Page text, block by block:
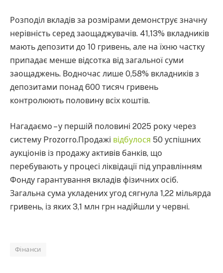
Розподіл вкладів за розмірами демонструє значну
нерівність серед заощаджувачів. 41,13% вкладників
мають депозити до 10 гривень, але на їхню частку
припадає менше відсотка від загальної суми
заощаджень. Водночас лише 0,58% вкладників з
депозитами понад 600 тисяч гривень
контролюють половину всіх коштів.
Нагадаємо – у першій половині 2025 року через
систему Prozorro.Продажі відбулося 50 успішних
аукціонів із продажу активів банків, що
перебувають у процесі ліквідації під управлінням
Фонду гарантування вкладів фізичних осіб.
Загальна сума укладених угод сягнула 1,22 мільярда
гривень, із яких 3,1 млн грн надійшли у червні.
Фінанси